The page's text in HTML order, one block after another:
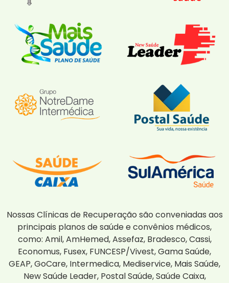
Nossas Clínicas de Recuperação são conveniadas aos
principais planos de saúde e convênios médicos,
como: Amil, AmHemed, Assefaz, Bradesco, Cassi,
Economus, Fusex, FUNCESP/Vivest, Gama Saúde,
GEAP, GoCare, Intermedica, Mediservice, Mais Saúde,
New Saúde Leader, Postal Saúde, Saúde Caixa,